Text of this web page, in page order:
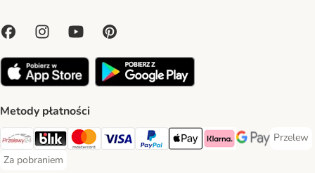
Metody płatności
Przelewy24 Payment Method
Blik Payment Method
MasterCard Payment Method
Visa Payment Method
PayPal Payment Method
Apple Pay Payment Method
Klarna Payment Method
Google Pay
Przelew
Przelew
Za pobraniem
Za pobraniem Payment Method